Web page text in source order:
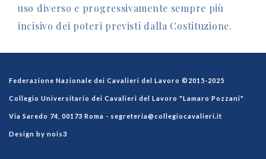
uso diverso e progressivamente sempre più
incisivo dei poteri previsti dalla Costituzione.
Federazione Nazionale dei Cavalieri del Lavoro ©2015-2025
Collegio Universitario dei Cavalieri del Lavoro "Lamaro Pozzani"
Via Saredo 74, 00173 Roma - segreteria@collegiocavalieri.it
Design by nois3